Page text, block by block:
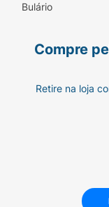
Bulário
Compre
Retire na loja